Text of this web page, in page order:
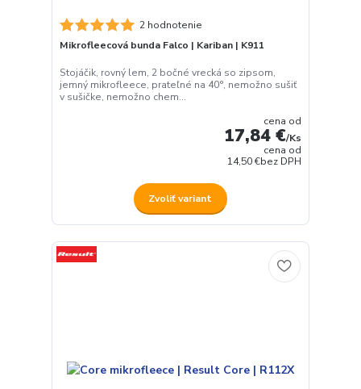
2 hodnotenie
Mikrofleecová bunda Falco | Kariban | K911
Stojáčik, rovný lem, 2 bočné vrecká so zipsom,
jemný mikrofleece, prateľné na 40°, nemožno sušiť
v sušičke, nemožno chem...
cena od
17,84 €/Ks
cena od
14,50 €bez DPH
Zvoliť variant